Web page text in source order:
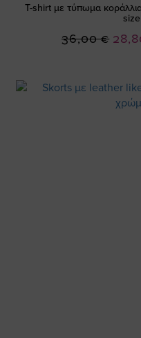
T-shirt με τύπωμα
size
36,00 €